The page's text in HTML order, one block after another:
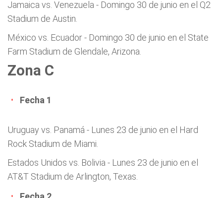
Jamaica vs. Venezuela - Domingo 30 de junio en el Q2
Stadium de Austin.
México vs. Ecuador - Domingo 30 de junio en el State
Farm Stadium de Glendale, Arizona.
Zona C
Fecha 1
Uruguay vs. Panamá - Lunes 23 de junio en el Hard
Rock Stadium de Miami.
Estados Unidos vs. Bolivia - Lunes 23 de junio en el
AT&T Stadium de Arlington, Texas.